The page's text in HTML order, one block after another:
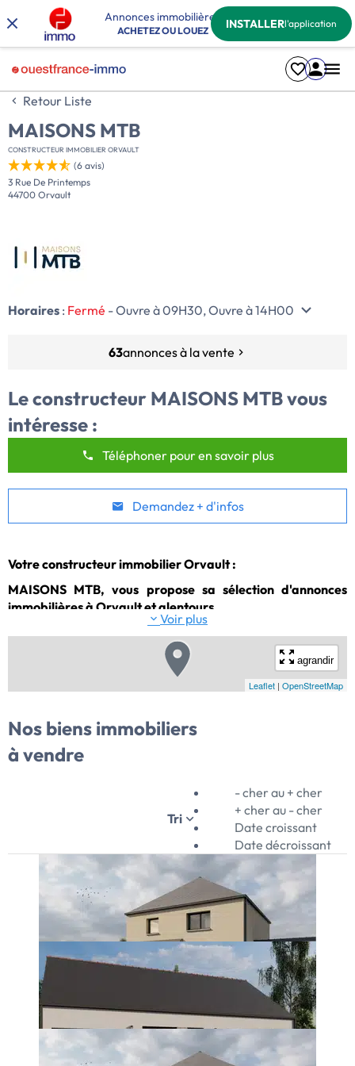
Annonces immobilières
ACHETEZ OU LOUEZ INSTALLERl'application
Retour Liste
MAISONS MTB
CONSTRUCTEUR IMMOBILIER ORVAULT
(6 avis)
3 Rue De Printemps
44700 Orvault
Horaires : Fermé - Ouvre à 09H30, Ouvre à 14H00
63annonces à la vente
Le constructeur MAISONS MTBvous
intéresse :
Téléphoner pour en savoir plus
Demandez + d'infos
Votre constructeur immobilier Orvault :
MAISONS MTB, vous propose sa sélection d'annonces
immobilières à Orvault et alentours.
Voir plus
agrandir
Leaflet | OpenStreetMap
Nos biens immobiliers
à vendre
Tri
- cher au + cher
+ cher au - cher
Date croissant
Date décroissant